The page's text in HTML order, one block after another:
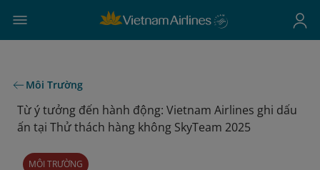
Môi Trường
Từ ý tưởng đến hành động: Vietnam Airlines ghi dấu
ấn tại Thử thách hàng không SkyTeam 2025
MÔI TRƯỜNG